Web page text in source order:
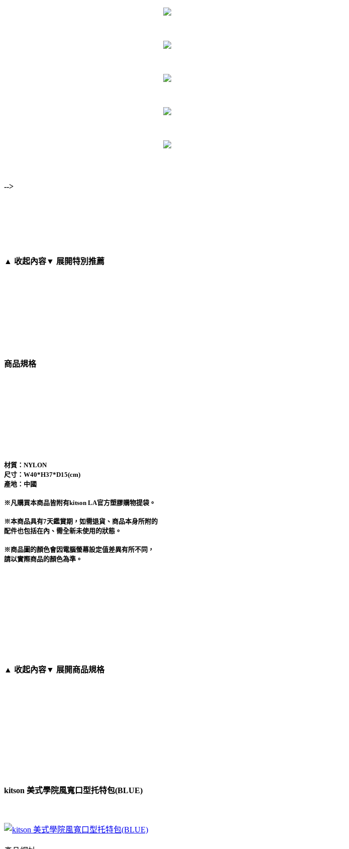
-->
▲ 收起內容▼ 展開特別推薦
商品規格
材質：NYLON
尺寸：W40*H37*D15(cm)
產地：中國
※凡購買本商品皆附有kitson LA官方塑膠購物提袋。
※本商品具有7天鑑賞期，如需退貨、商品本身所附的
配件也包括在內、需全新未使用的狀態。
※商品圖的顏色會因電腦螢幕設定值差異有所不同，
請以實際商品的顏色為準。
▲ 收起內容▼ 展開商品規格
kitson 美式學院風寬口型托特包(BLUE)